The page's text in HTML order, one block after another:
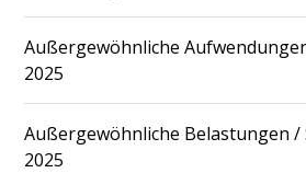
Außergewöhnliche
2025
Außergewöhnliche Belastungen
2025